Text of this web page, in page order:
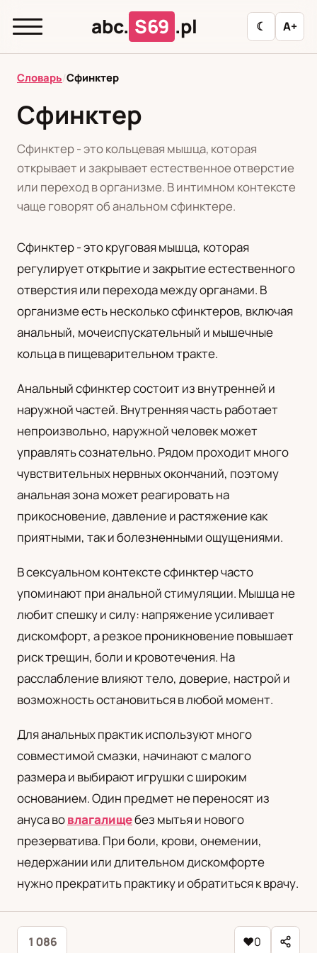
abc. S69 .pl ☾ A+
abc.
Л
М Н О П Р С Т
У
Ф
Ц Ш Э
Редакционная политика
Polski
RU
Русский
UA
Українська
Словарь/Сфинктер
Сфинктер
Сфинктер - это кольцевая мышца, которая
открывает и закрывает естественное отверстие
или переход в организме. В интимном контексте
чаще говорят об анальном сфинктере.
Сфинктер - это круговая мышца, которая
регулирует открытие и закрытие естественного
отверстия или перехода между органами. В
организме есть несколько сфинктеров, включая
анальный, мочеиспускательный и мышечные
кольца в пищеварительном тракте.
Анальный сфинктер состоит из внутренней и
наружной частей. Внутренняя часть работает
непроизвольно, наружной человек может
управлять сознательно. Рядом проходит много
чувствительных нервных окончаний, поэтому
анальная зона может реагировать на
прикосновение, давление и растяжение как
приятными, так и болезненными ощущениями.
В сексуальном контексте сфинктер часто
упоминают при анальной стимуляции. Мышца не
любит спешку и силу: напряжение усиливает
дискомфорт, а резкое проникновение повышает
риск трещин, боли и кровотечения. На
расслабление влияют тело, доверие, настрой и
возможность остановиться в любой момент.
Для анальных практик используют много
совместимой смазки, начинают с малого
размера и выбирают игрушки с широким
основанием. Один предмет не переносят из
ануса вовлагалищебез мытья и нового
презерватива. При боли, крови, онемении,
недержании или длительном дискомфорте
нужно прекратить практику и обратиться к врачу.
1 086 ♥0